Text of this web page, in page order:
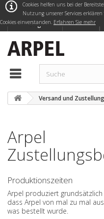
Anmelden
Blog
Cookies helfen uns bei der
Nutzung unserer Services
Cookies einverstanden. Erfahren Sie mehr
Versand und
Arpel
Produktionszeiten
Arpel produziert
dass Arpel von mal zu mal
was bestellt wurde.